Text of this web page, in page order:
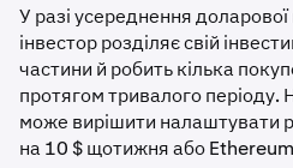
У разі усереднення
інвестор розділяє свій
частини й робить кілька
протягом тривалого періоду.
може вирішити налаштувати
на 10 $ щотижня або